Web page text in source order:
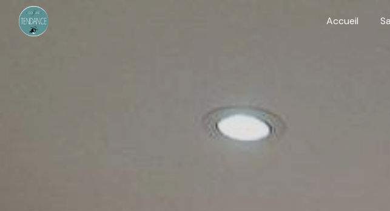
Accueil
Panneau de gestion des cookies